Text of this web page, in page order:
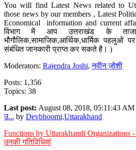
You will find Latest News related to
those news by our members , Latest
Economical information and current
विभाग में आप उत्तराखंड के ताजा
भौगौलिक,सामाजिक,आर्थिक,धार्मिक पहलुओं
संबंधित जानकारी प्राप्त कर सकते है। )
Moderators: Rajendra Joshi,नवीन जोशी
Posts: 1,356
Topics: 38
Last post: August 08, 2018, 05:11:43 AM
उ... by Devbhoomi,Uttarakhand
Functions by Uttarakhandi Organizations -
उनकी गतिविधियां